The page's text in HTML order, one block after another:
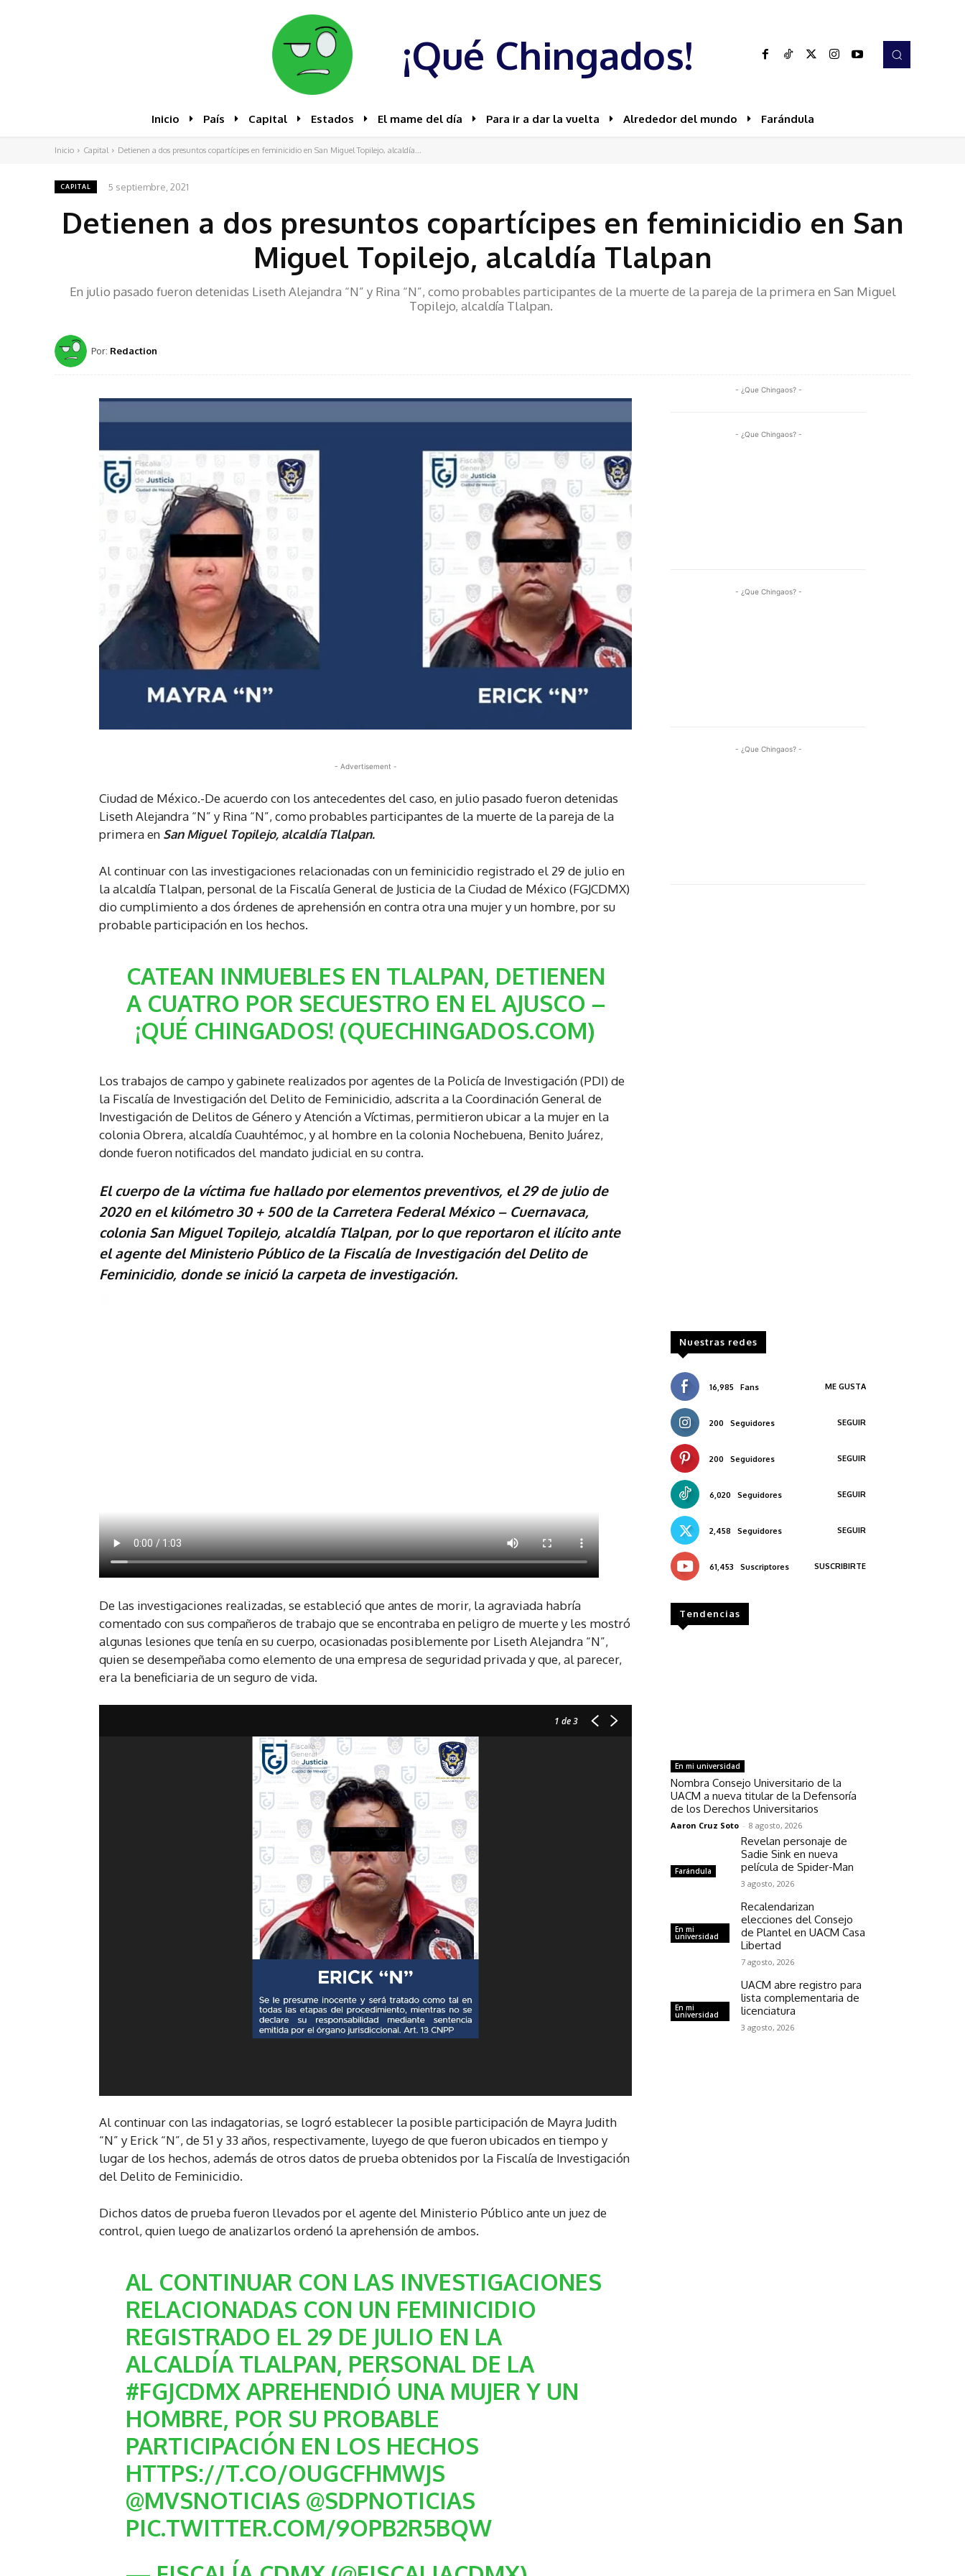
¡Qué Chingados!
Inicio País Capital Estados El mame del día Para ir a dar la vuelta Alrededor del mundo Farándula
Inicio Capital Detienen a dos presuntos copartícipes en feminicidio en San Miguel Topilejo, alcaldía...
CAPITAL 5 septiembre, 2021
Detienen a dos presuntos copartícipes en feminicidio en San
Miguel Topilejo, alcaldía Tlalpan
En julio pasado fueron detenidas Liseth Alejandra “N” y Rina “N”, como probables participantes de la muerte de la pareja de la primera en San Miguel
Topilejo, alcaldía Tlalpan.
Por: Redaction
- Advertisement -
Ciudad de México.-De acuerdo con los antecedentes del caso, en julio pasado fueron detenidas
Liseth Alejandra “N” y Rina “N”, como probables participantes de la muerte de la pareja de la
primera en San Miguel Topilejo, alcaldía Tlalpan.
Al continuar con las investigaciones relacionadas con un feminicidio registrado el 29 de julio en
la alcaldía Tlalpan, personal de la Fiscalía General de Justicia de la Ciudad de México (FGJCDMX)
dio cumplimiento a dos órdenes de aprehensión en contra otra una mujer y un hombre, por su
probable participación en los hechos.
CATEAN INMUEBLES EN TLALPAN, DETIENEN
A CUATRO POR SECUESTRO EN EL AJUSCO –
¡QUÉ CHINGADOS! (QUECHINGADOS.COM)
Los trabajos de campo y gabinete realizados por agentes de la Policía de Investigación (PDI) de
la Fiscalía de Investigación del Delito de Feminicidio, adscrita a la Coordinación General de
Investigación de Delitos de Género y Atención a Víctimas, permitieron ubicar a la mujer en la
colonia Obrera, alcaldía Cuauhtémoc, y al hombre en la colonia Nochebuena, Benito Juárez,
donde fueron notificados del mandato judicial en su contra.
El cuerpo de la víctima fue hallado por elementos preventivos, el 29 de julio de
2020 en el kilómetro 30 + 500 de la Carretera Federal México – Cuernavaca,
colonia San Miguel Topilejo, alcaldía Tlalpan, por lo que reportaron el ilícito ante
el agente del Ministerio Público de la Fiscalía de Investigación del Delito de
Feminicidio, donde se inició la carpeta de investigación.
De las investigaciones realizadas, se estableció que antes de morir, la agraviada habría
comentado con sus compañeros de trabajo que se encontraba en peligro de muerte y les mostró
algunas lesiones que tenía en su cuerpo, ocasionadas posiblemente por Liseth Alejandra “N”,
quien se desempeñaba como elemento de una empresa de seguridad privada y que, al parecer,
era la beneficiaria de un seguro de vida.
1 de 3
Al continuar con las indagatorias, se logró establecer la posible participación de Mayra Judith
“N” y Erick “N”, de 51 y 33 años, respectivamente, luyego de que fueron ubicados en tiempo y
lugar de los hechos, además de otros datos de prueba obtenidos por la Fiscalía de Investigación
del Delito de Feminicidio.
Dichos datos de prueba fueron llevados por el agente del Ministerio Público ante un juez de
control, quien luego de analizarlos ordenó la aprehensión de ambos.
AL CONTINUAR CON LAS INVESTIGACIONES
RELACIONADAS CON UN FEMINICIDIO
REGISTRADO EL 29 DE JULIO EN LA
ALCALDÍA TLALPAN, PERSONAL DE LA
#FGJCDMXAPREHENDIÓ UNA MUJER Y UN
HOMBRE, POR SU PROBABLE
PARTICIPACIÓN EN LOS HECHOS
HTTPS://T.CO/OUGCFHMWJS
@MVSNOTICIAS @SDPNOTICIAS
PIC.TWITTER.COM/9OPB2R5BQW
- ¿Que Chingaos? -
- ¿Que Chingaos? -
- ¿Que Chingaos? -
- ¿Que Chingaos? -
Nuestras redes
16,985 Fans ME GUSTA
200 Seguidores SEGUIR
200 Seguidores SEGUIR
6,020 Seguidores SEGUIR
2,458 Seguidores SEGUIR
61,453 Suscriptores SUSCRIBIRTE
Tendencias
En mi universidad
Nombra Consejo Universitario de la
UACM a nueva titular de la Defensoría
de los Derechos Universitarios
Aaron Cruz Soto - 8 agosto, 2026
Farándula
Revelan personaje de
Sadie Sink en nueva
película de Spider-Man
3 agosto, 2026
En mi
universidad
Recalendarizan
elecciones del Consejo
de Plantel en UACM Casa
Libertad
7 agosto, 2026
En mi
universidad
UACM abre registro para
lista complementaria de
licenciatura
3 agosto, 2026